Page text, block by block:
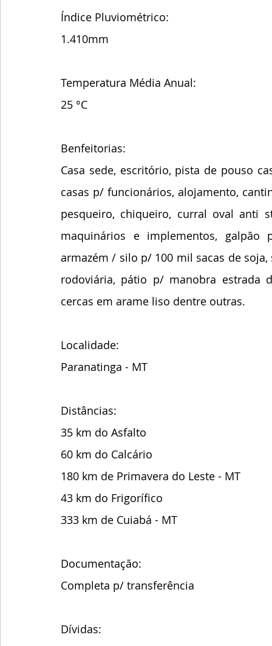
Índice Pluviométrico:
1.410mm
Temperatura Média Anual:
25 °C
Benfeitorias:
Casa sede, escritório, pista de pouso
casas p/ funcionários, alojamento,
pesqueiro, chiqueiro, curral oval anti
maquinários e implementos,
armazém / silo p/ 100 mil sacas de
rodoviária, pátio p/ manobra estrada
cercas em arame liso dentre outras.
Localidade:
Paranatinga - MT
Distâncias:
35 km do Asfalto
60 km do Calcário
180 km de Primavera do Leste - MT
43 km do Frigorífico
333 km de Cuiabá - MT
Documentação:
Completa p/ transferência
Dívidas: